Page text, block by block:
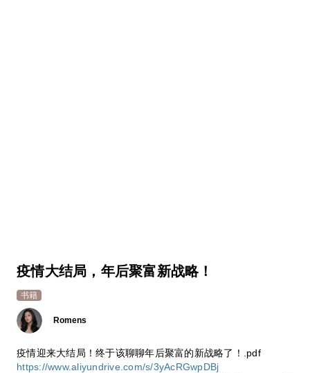
疫情大结局，年后聚富新战略！
书籍
Romens
疫情迎来大结局！终于该聊聊年后聚富的新战略了！.pdf
https://www.aliyundrive.com/s/3yAcRGwpDBj